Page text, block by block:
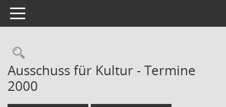
Toggle navigation
Rechercheauswahl
Ausschuss für Kultur - Termine
2000